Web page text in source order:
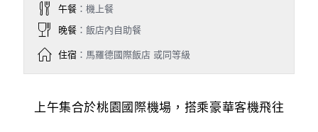
午餐：機上餐
晚餐：飯店內自助餐
住宿：馬羅德國際飯店 或同等級
上午集合於桃園國際機場，搭乘豪華客機飛往